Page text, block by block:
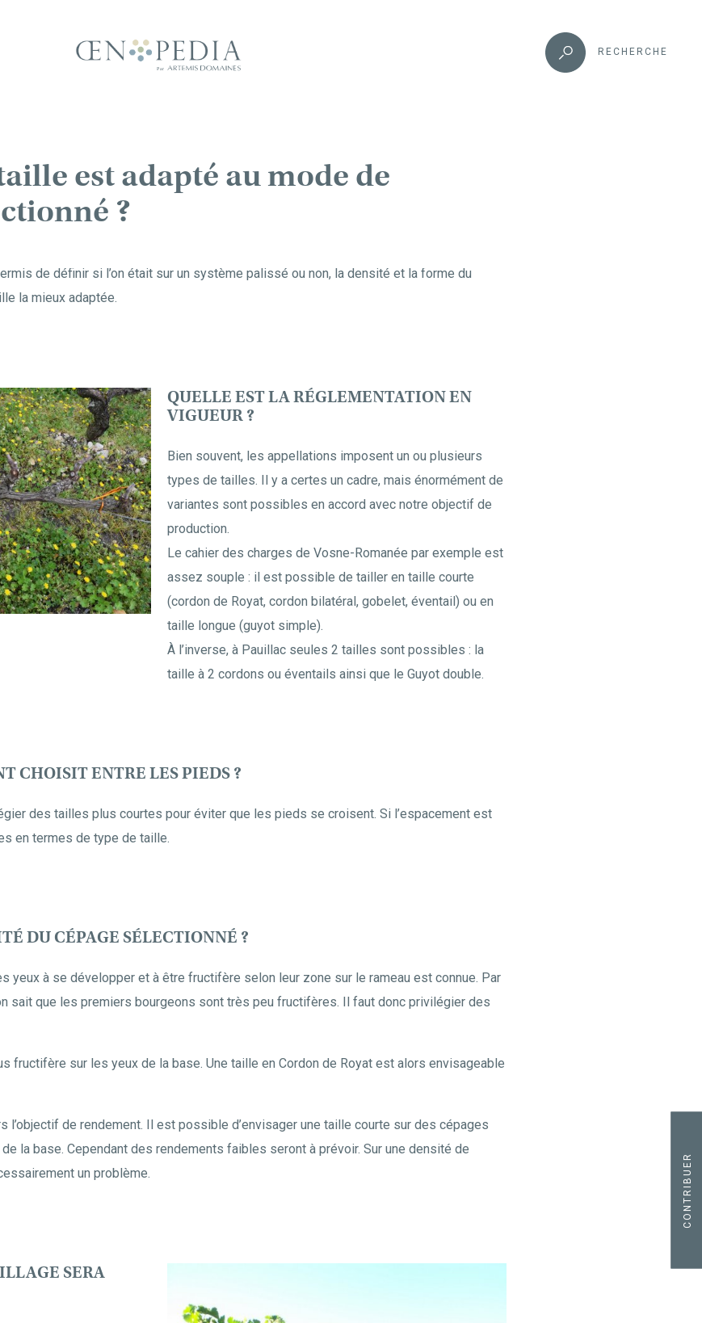
RECHERCHE
est adapté au mode de
?
de définir si l’on était sur un système palissé ou non, la densité et la forme du
la mieux adaptée.
QUELLE EST LA RÉGLEMENTATION EN
VIGUEUR ?
Bien souvent, les appellations imposent un ou plusieurs
types de tailles. Il y a certes un cadre, mais énormément de
variantes sont possibles en accord avec notre objectif de
production.
Le cahier des charges de Vosne-Romanée par exemple est
assez souple : il est possible de tailler en taille courte
(cordon de Royat, cordon bilatéral, gobelet, éventail) ou en
taille longue (guyot simple).
À l’inverse, à Pauillac seules 2 tailles sont possibles : la
taille à 2 cordons ou éventails ainsi que le Guyot double.
CHOISIT ENTRE LES PIEDS ?
des tailles plus courtes pour éviter que les pieds se croisent. Si l’espacement est
en termes de type de taille.
DU CÉPAGE SÉLECTIONNÉ ?
yeux à se développer et à être fructifère selon leur zone sur le rameau est connue. Par
sait que les premiers bourgeons sont très peu fructifères. Il faut donc privilégier des
fructifère sur les yeux de la base. Une taille en Cordon de Royat est alors envisageable
l’objectif de rendement. Il est possible d’envisager une taille courte sur des cépages
la base. Cependant des rendements faibles seront à prévoir. Sur une densité de
un problème.
SERA
CONTRIBUER